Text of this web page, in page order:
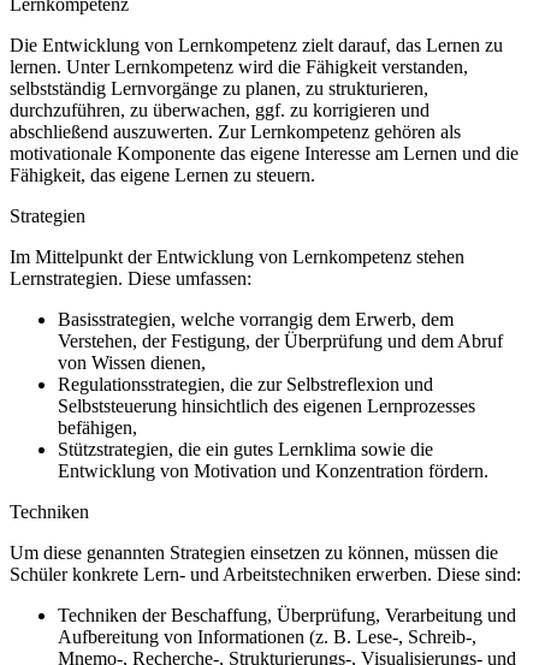
Lernkompetenz
Die Entwicklung von Lernkompetenz zielt darauf, das Lernen zu
lernen. Unter Lernkompetenz wird die Fähigkeit verstanden,
selbstständig Lernvorgänge zu planen, zu strukturieren,
durchzuführen, zu überwachen, ggf. zu korrigieren und
abschließend auszuwerten. Zur Lernkompetenz gehören als
motivationale Komponente das eigene Interesse am Lernen und die
Fähigkeit, das eigene Lernen zu steuern.
Strategien
Im Mittelpunkt der Entwicklung von Lernkompetenz stehen
Lernstrategien. Diese umfassen:
Basisstrategien, welche vorrangig dem Erwerb, dem
Verstehen, der Festigung, der Überprüfung und dem Abruf
von Wissen dienen,
Regulationsstrategien, die zur Selbstreflexion und
Selbststeuerung hinsichtlich des eigenen Lernprozesses
befähigen,
Stützstrategien, die ein gutes Lernklima sowie die
Entwicklung von Motivation und Konzentration fördern.
Techniken
Um diese genannten Strategien einsetzen zu können, müssen die
Schüler konkrete Lern- und Arbeitstechniken erwerben. Diese sind:
Techniken der Beschaffung, Überprüfung, Verarbeitung und
Aufbereitung von Informationen (z. B. Lese-, Schreib-,
Mnemo-, Recherche-, Strukturierungs-, Visualisierungs- und